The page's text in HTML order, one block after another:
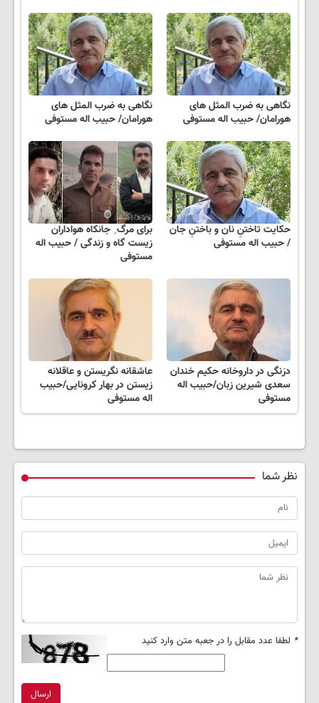
نگاهی به ضرب المثل های
هورامان/ حبیب اله مستوفی
نگاهی به ضرب المثل های
هورامان/ حبیب اله مستوفی
حکایت تاختنِ نان و باختنِ جان
/ حبیب اله مستوفی
برای مرگ ِ جانکاه هواداران
زیست گاه و زندگی / حبیب اله
مستوفی
درَنگی در داروخانه حکیم خندان
سعدی شیرین زبان/حبیب اله
مستوفی
عاشقانه نگریستن و عاقلانه
زیستن در بهار کرونایی/حبیب
اله مستوفی
نظر شما
* لطفا عدد مقابل را در جعبه متن وارد کنید
ارسال